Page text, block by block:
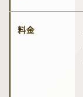
料金